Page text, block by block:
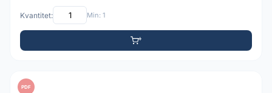
Kvantitet: Min: 1
PDF